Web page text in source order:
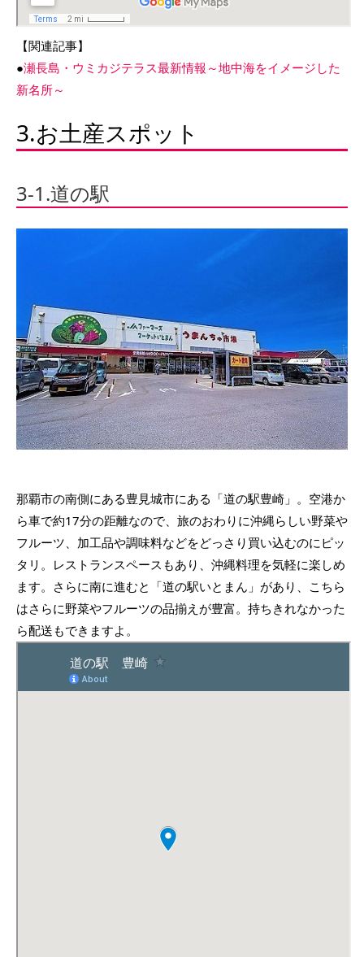
【関連記事】
●瀬長島・ウミカジテラス最新情報～地中海をイメージした
新名所～
3.お土産スポット
3-1.道の駅
那覇市の南側にある豊見城市にある「道の駅豊崎」。空港か
ら車で約17分の距離なので、旅のおわりに沖縄らしい野菜や
フルーツ、加工品や調味料などをどっさり買い込むのにピッ
タリ。レストランスペースもあり、沖縄料理を気軽に楽しめ
ます。さらに南に進むと「道の駅いとまん」があり、こちら
はさらに野菜やフルーツの品揃えが豊富。持ちきれなかった
ら配送もできますよ。